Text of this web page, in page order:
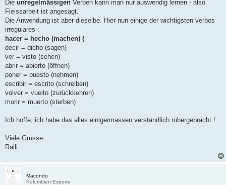
Die unregelmässigen Verben kann man nur auswendig lernen - also
Fleissarbeit ist angesagt.
Die Anwendung ist aber dieselbe. Hier nun einige der wichtigsten verbos
irregulares :
hacer = hecho (machen) (
decir = dicho (sagen)
ver = visto (sehen)
abrir = abierto (öffnen)
poner = puesto (nehmen)
escribir = escrito (schreiben)
volver = vuelto (zurückkehren)
morir = muerto (sterben)
Ich hoffe, ich habe das alles einigermassen verständlich rübergebracht !
Viele Grüsse
Ralli
Macondo
Kolumbien-Experte